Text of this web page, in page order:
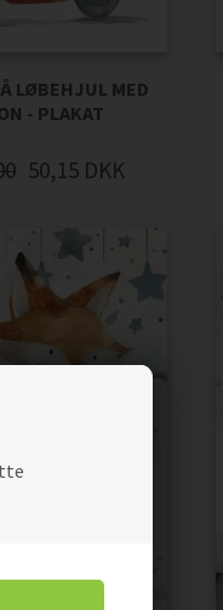
LØBEHJUL MED
- PLAKAT
50,15 DKK